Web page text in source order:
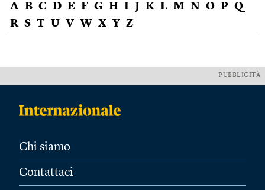
A B C D E F G H I J K L M N O P Q
R S T U V W X Y Z
PUBBLICITÀ
Chi siamo
Contattaci